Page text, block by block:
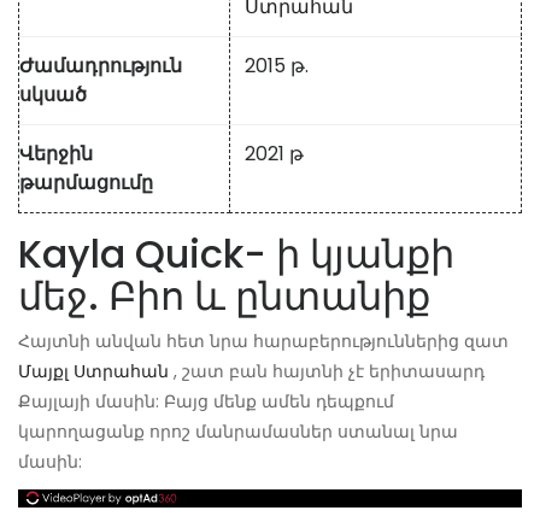
Ստրահան
Ժամադրություն
սկսած
2015 թ.
Վերջին
թարմացումը
2021 թ
Kayla Quick- ի կյանքի
մեջ. Բիո և ընտանիք
Հայտնի անվան հետ նրա հարաբերություններից զատ
Մայքլ Ստրահան , շատ բան հայտնի չէ երիտասարդ
Քայլայի մասին: Բայց մենք ամեն դեպքում
կարողացանք որոշ մանրամասներ ստանալ նրա
մասին: